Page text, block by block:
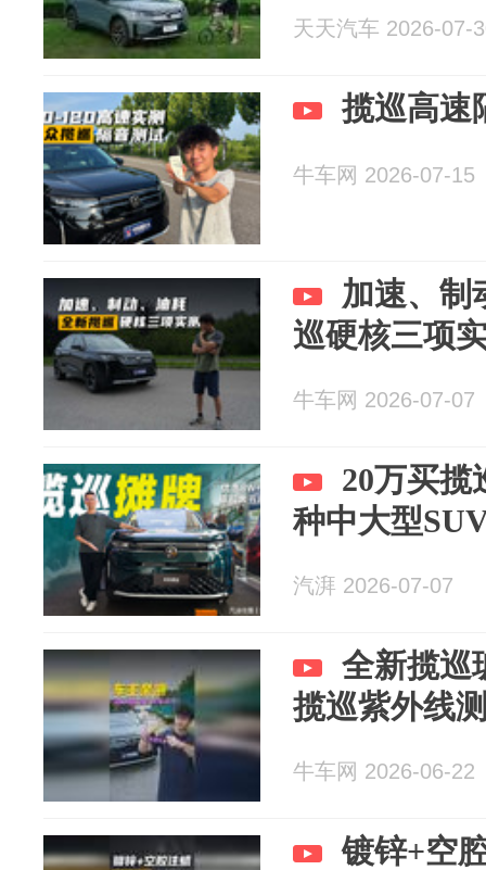
天天汽车 2026-07-
揽巡高速
牛车网 2026-07-15
加速、制
巡硬核三项
牛车网 2026-07-07
20万买揽
种中大型
汽湃 2026-07-07
全新揽巡
揽巡紫外线
牛车网 2026-06-22
镀锌+空